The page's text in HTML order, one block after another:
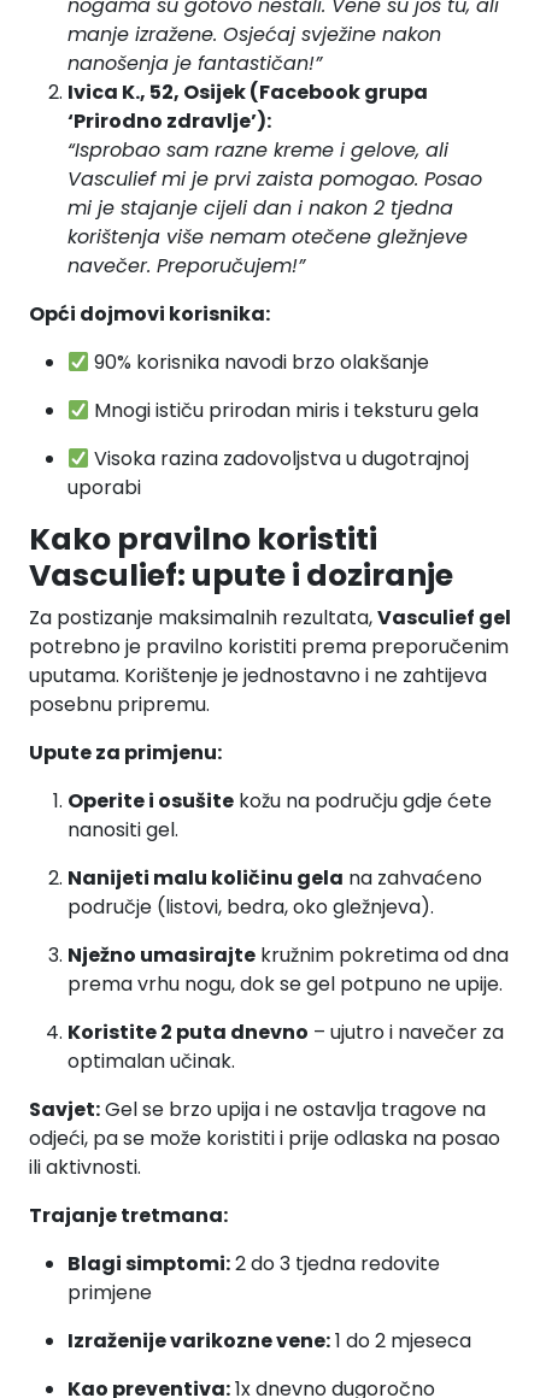
nogama su gotovo nestali. Vene su još tu, ali
manje izražene. Osjećaj svježine nakon
nanošenja je fantastičan!”
Ivica K., 52, Osijek (Facebook grupa
‘Prirodno zdravlje’):
“Isprobao sam razne kreme i gelove, ali
Vasculief mi je prvi zaista pomogao. Posao
mi je stajanje cijeli dan i nakon 2 tjedna
korištenja više nemam otečene gležnjeve
navečer. Preporučujem!”
Opći dojmovi korisnika:
90% korisnika navodi brzo olakšanje
Mnogi ističu prirodan miris i teksturu gela
Visoka razina zadovoljstva u dugotrajnoj
uporabi
Kako pravilno koristiti
Vasculief: upute i doziranje
Za postizanje maksimalnih rezultata,Vasculief gel
potrebno je pravilno koristiti prema preporučenim
uputama. Korištenje je jednostavno i ne zahtijeva
posebnu pripremu.
Upute za primjenu:
Operite i osušite kožu na području gdje ćete
nanositi gel.
Nanijeti malu količinu gela na zahvaćeno
područje (listovi, bedra, oko gležnjeva).
Nježno umasirajte kružnim pokretima od dna
prema vrhu nogu, dok se gel potpuno ne upije.
Koristite 2 puta dnevno – ujutro i navečer za
optimalan učinak.
Savjet:Gel se brzo upija i ne ostavlja tragove na
odjeći, pa se može koristiti i prije odlaska na posao
ili aktivnosti.
Trajanje tretmana:
Blagi simptomi:2 do 3 tjedna redovite
primjene
Izraženije varikozne vene:1 do 2 mjeseca
Kao preventiva:1x dnevno dugoročno